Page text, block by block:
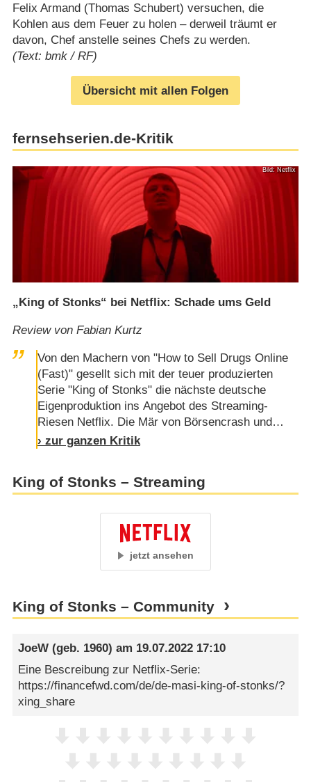
Felix Armand (Thomas Schubert) versuchen, die
Kohlen aus dem Feuer zu holen – derweil träumt er
davon, Chef anstelle seines Chefs zu werden.
(Text: bmk / RF)
Übersicht mit allen Folgen
fernsehserien.de-Kritik
Bild: Netflix
„King of Stonks“ bei Netflix: Schade ums Geld
Review von Fabian Kurtz
Von den Machern von "How to Sell Drugs Online
(Fast)" gesellt sich mit der teuer produzierten
Serie "King of Stonks" die nächste deutsche
Eigenproduktion ins Angebot des Streaming-
Riesen Netflix. Die Mär von Börsencrash und
Dekadenz bedeutet nicht nur diegetisch, sondern
Bonny eine Arena assoziativer Zwischentöne.
Sandkastens weichen und somit bekommen wir
› zur ganzen Kritik
King of Stonks – Streaming
jetzt ansehen
King of Stonks – Community
JoeW (geb. 1960) am 19.07.2022 17:10
Eine Bescreibung zur Netflix-Serie:
https://financefwd.com/de/de-masi-king-of-stonks/?
xing_share